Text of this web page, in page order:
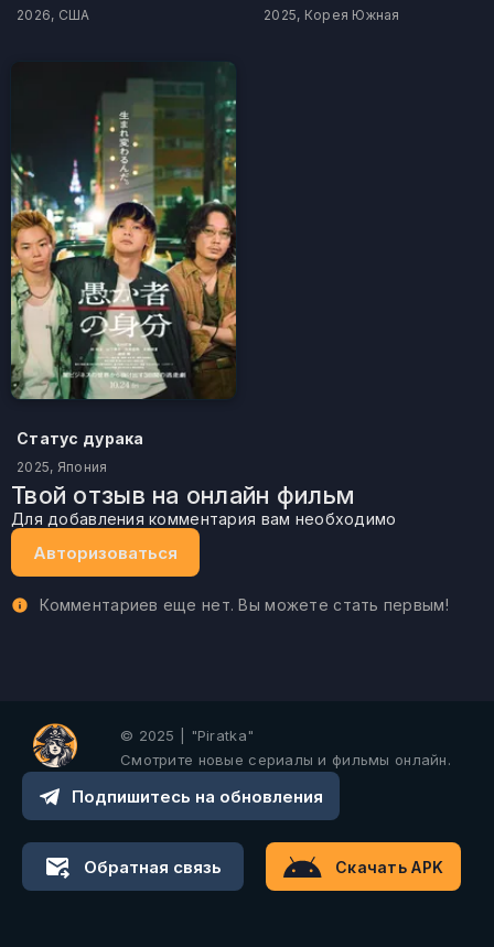
2026, США 2025, Корея Южная
Статус дурака
2025, Япония
Твой отзыв на онлайн фильм
Для добавления комментария вам необходимо
Авторизоваться
Комментариев еще нет. Вы можете стать первым!
© 2025 | "Piratka"
Смотрите новые сериалы и фильмы онлайн.
Подпишитесь на обновления
Обратная связь Скачать APK